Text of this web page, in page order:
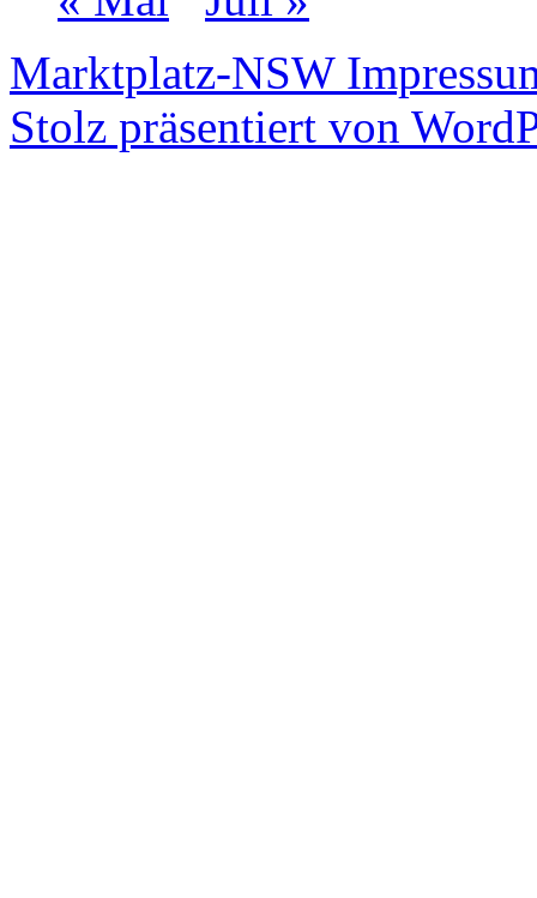
Marktplatz-NSW
Stolz präsentiert von